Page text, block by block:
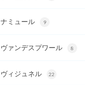
ナミュール 9
ヴァンデスプワール 8
ヴィジュネル 22